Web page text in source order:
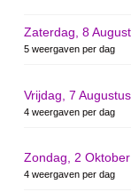
Zaterdag, 8
5 weergaven per dag
Vrijdag, 7
4 weergaven per dag
Zondag, 2
4 weergaven per dag